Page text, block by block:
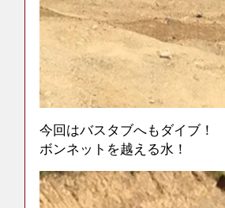
今回はバスタブへもダイブ！
ボンネットを越える水！